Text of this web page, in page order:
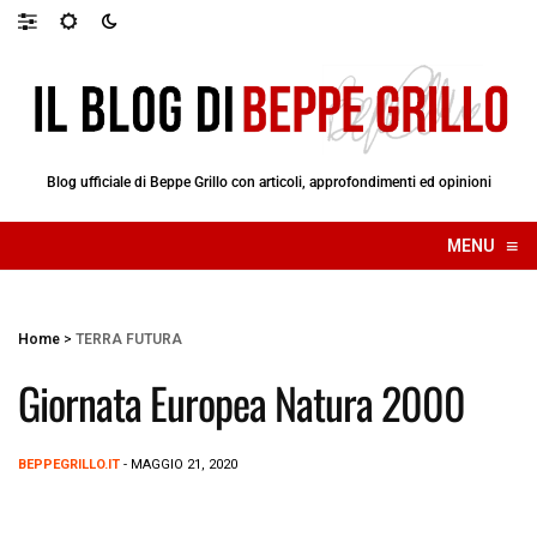
Blog ufficiale di Beppe Grillo con articoli, approfondimenti ed opinioni
MENU ≡
☰
Home > TERRA FUTURA
Giornata Europea Natura 2000
BEPPEGRILLO.IT - MAGGIO 21, 2020